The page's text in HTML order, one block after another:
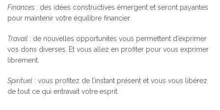
Finances : des idées constructives émergent et seront payantes
pour maintenir votre équilibre financier.
Travail : de nouvelles opportunités vous permettent d’exprimer
vos dons diverses. Et vous allez en profiter pour vous exprimer
librement.
Spirituel : vous profitez de l’instant présent et vous vous libérez
de tout ce qui entravait votre esprit.